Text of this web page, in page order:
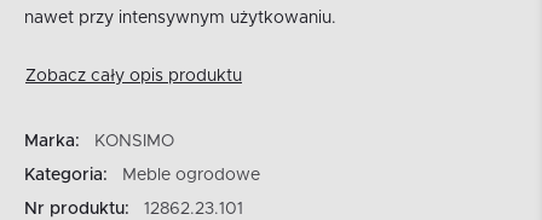
nawet przy intensywnym użytkowaniu.
Zobacz cały opis produktu
Marka:
KONSIMO
Kategoria:
Meble ogrodowe
Nr produktu:
12862.23.101